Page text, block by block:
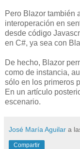
Pero Blazor también
interoperación en
desde código
en C#, ya sea con
De hecho, Blazor
como de instancia,
sólo en los primeros
En un artículo
escenario.
José María Aguilar a
Compartir